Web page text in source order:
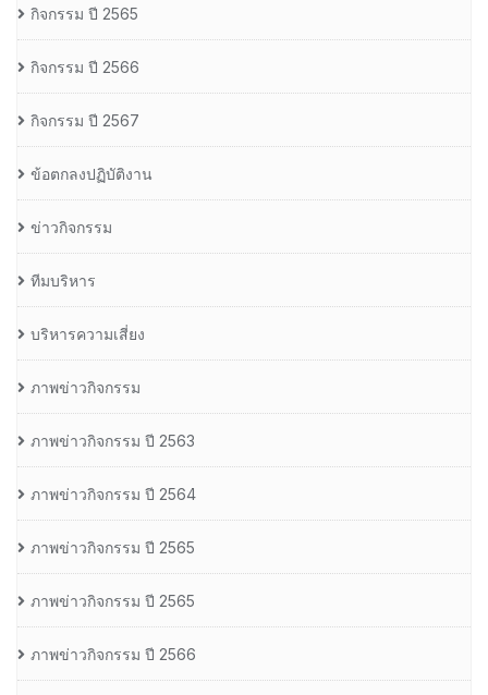
กิจกรรม ปี 2565
กิจกรรม ปี 2566
กิจกรรม ปี 2567
ข้อตกลงปฏิบัติงาน
ข่าวกิจกรรม
ทีมบริหาร
บริหารความเสี่ยง
ภาพข่าวกิจกรรม
ภาพข่าวกิจกรรม ปี 2563
ภาพข่าวกิจกรรม ปี 2564
ภาพข่าวกิจกรรม ปี 2565
ภาพข่าวกิจกรรม ปี 2565
ภาพข่าวกิจกรรม ปี 2566